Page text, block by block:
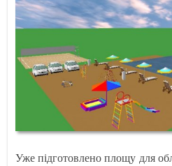
Уже підготовлено площу для